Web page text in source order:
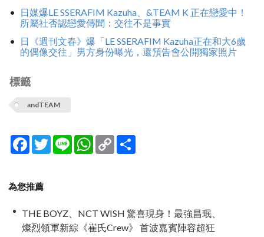
日媒爆LE SSERAFIM Kazuha、&TEAM K 正在戀愛中！
所屬社否認戀愛傳聞：交往不是事實
日《週刊文春》爆「LE SSERAFIM Kazuha正在和大6歲
的偶像交往」男方身份曝光，還預告會公開獨家照片
標籤
andTEAM
Facebook
TwitterLine WhatsApp
Copy
Link
為您推薦
THE BOYZ、NCT WISH 驚喜現身！最強昌珉、
燦烈領軍新綜《崔氏Crew》 首波嘉賓陣容超狂